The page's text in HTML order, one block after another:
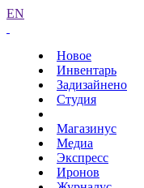
EN
Новое
Инвентарь
Задизайнено
Студия
Магазинус
Медиа
Экспресс
Иронов